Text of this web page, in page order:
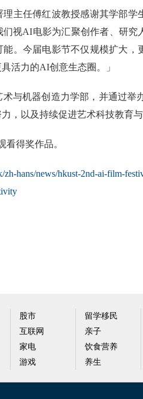
主任傅红波教授感谢其学部学
视AI电影为汇聚创作者、研究
。今届电影节不仅规模扩大，
活力的AI创意生态圈。」
术与机器创造力学部，并通过
，以及持续促进艺术科技教育
看得奖作品。
zh-hans/news/hkust-2nd-ai-film-
股市
互联网
家电
游戏
留学移民
亲子
饮食营养
养生